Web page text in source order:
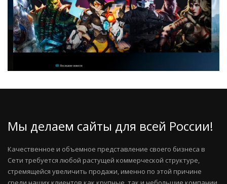
Мы делаем сайты для всей России!
Качественное и объемное представление своего бизнеса в
Сети требуется любой растущей коммерческой структуре,
стремящейся увеличить продажи, именно по этой причине